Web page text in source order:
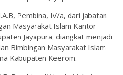
Pembina, IV/a, dari jabatan
Masyarakat Islam Kantor
Jayapura, diangkat menjadi
Bimbingan Masyarakat Islam
Kabupaten Keerom.